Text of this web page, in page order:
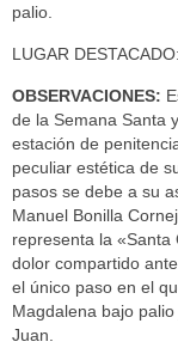
palio.
LUGAR
OBSERVACIONES:
de la Semana Santa
estación de
peculiar estética de
pasos se debe a su
Manuel Bonilla
representa la «Santa
dolor compartido
el único paso en el
Magdalena bajo
Juan.